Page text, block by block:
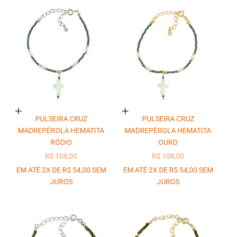
Adicionar ao carrinho
PULSEIRA CRUZ
MADREPÉROLA HEMATITA
RÓDIO
PREÇO PROMOCIONAL
R$ 108,00
EM ATÉ 2X DE R$ 54,00 SEM
JUROS
Adicionar ao carrinho
PULSEIRA CRUZ
MADREPÉROLA HEMATITA
OURO
PREÇO PROMOCIONAL
R$ 108,00
EM ATÉ 2X DE R$ 54,00 SEM
JUROS